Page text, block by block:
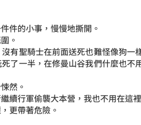
件的小事，慢慢地撕開。
。
有聖騎士在前面送死也難怪像狗一
了一半，在修曼山谷我們什麼也不
然。
續行軍偷襲大本營，我也不用在這
更帶著危險。